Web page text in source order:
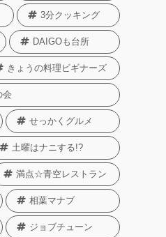
3分クッキング
DAIGOも台所
きょうの料理ビギナーズ
会
せっかくグルメ
土曜はナニする!?
満点☆青空レストラン
相葉マナブ
ジョブチューン